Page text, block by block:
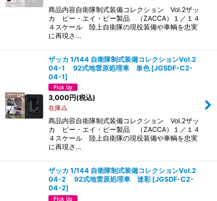
商品内容自衛隊制式装備コレクション Vol.2ザッ
カ ピー・エイ・ピー製品 （ZACCA）１／１４
４スケール 陸上自衛隊の現役装備や車輌を忠実
に再現さ…
ザッカ 1/144 自衛隊制式装備コレクションVol.2
04-1 92式地雷原処理車 単色 [JGSDF-C2-
04-1]
3,000円(税込)
在庫△
商品内容自衛隊制式装備コレクション Vol.2ザッ
カ ピー・エイ・ピー製品 （ZACCA）１／１４
４スケール 陸上自衛隊の現役装備や車輌を忠実
に再現さ…
ザッカ 1/144 自衛隊制式装備コレクションVol.2
04-2 92式地雷原処理車 迷彩 [JGSDF-C2-
04-2]